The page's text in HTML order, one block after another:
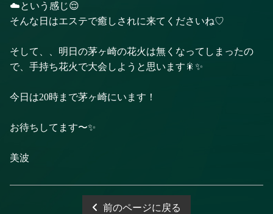
☁️という感じ😌
そんな日はエステで癒しされに来てくださいね♡
そして、、明日の茅ヶ崎の花火は無くなってしまったの
で、手持ち花火で大会しようと思います🎇✨
今日は20時まで茅ヶ崎にいます！
お待ちしてます〜✨
美波
前のページに戻る